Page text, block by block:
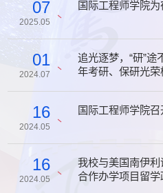
07
2025.05
国际工程师学院
01
2024.07
追光逐梦，“研”途
年考研、保研光荣
16
2024.05
国际工程师学院
16
2024.05
我校与美国南伊
合作办学项目留